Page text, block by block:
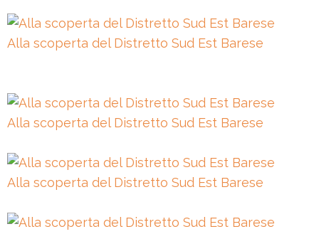
Alla scoperta del Distretto Sud Est Barese
Alla scoperta del Distretto Sud Est Barese
Alla scoperta del Distretto Sud Est Barese